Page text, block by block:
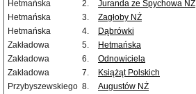
Hetmańska
2. Juranda ze Spychowa NŻ
Hetmańska
3. Zagłoby NŻ
Hetmańska
4. Dąbrówki
Zakładowa
5. Hetmańska
Zakładowa
6. Odnowiciela
Zakładowa
7. Książąt Polskich
Przybyszewskiego 8. Augustów NŻ